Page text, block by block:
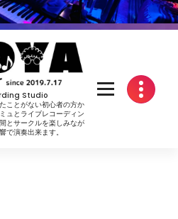
Studio
ことがない初心者の方か
ュとライブレコーディン
とサークルを楽しみなが
で演奏出来ます。